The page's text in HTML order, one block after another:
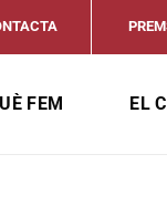
FEM EL